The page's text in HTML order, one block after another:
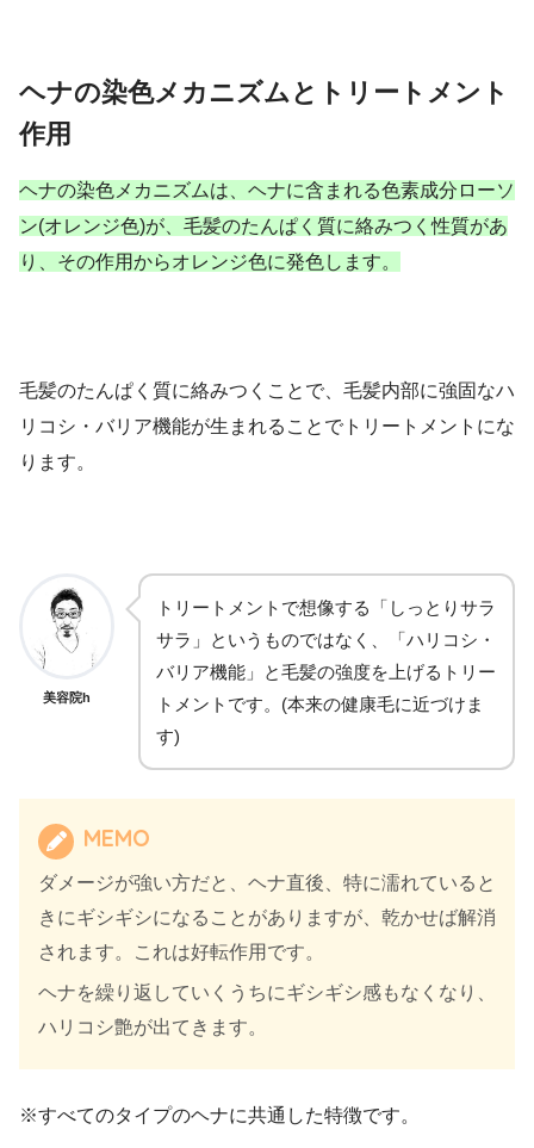
ヘナの染色メカニズムとトリートメント
作用
ヘナの染色メカニズムは、ヘナに含まれる色素成分ローソ
ン(オレンジ色)が、毛髪のたんぱく質に絡みつく性質があ
り、その作用からオレンジ色に発色します。
毛髪のたんぱく質に絡みつくことで、毛髪内部に強固なハ
リコシ・バリア機能が生まれることでトリートメントにな
ります。
美容院h
トリートメントで想像する「しっとりサラ
サラ」というものではなく、「ハリコシ・
バリア機能」と毛髪の強度を上げるトリー
トメントです。(本来の健康毛に近づけま
す)
MEMO
ダメージが強い方だと、ヘナ直後、特に濡れていると
きにギシギシになることがありますが、乾かせば解消
されます。これは好転作用です。
ヘナを繰り返していくうちにギシギシ感もなくなり、
ハリコシ艶が出てきます。
※すべてのタイプのヘナに共通した特徴です。